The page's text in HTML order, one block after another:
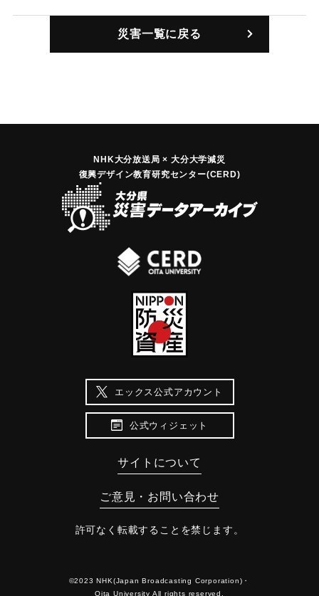
災害一覧に戻る
NHK大分放送局 × 大分大学減災
復興デザイン教育研究センター(CERD)
エックス公式アカウント
公式ウィジェット
サイトについて
ご意見・お問い合わせ
許可なく転載することを禁じます。
©2023 NHK(Japan Broadcasting Corporation)・
Oita University All rights reserved.